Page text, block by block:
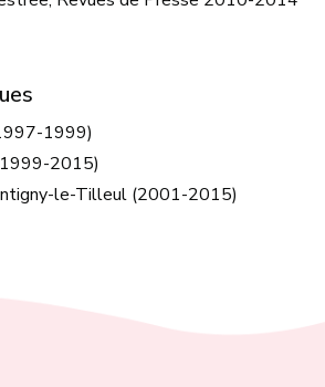
1999)
2015)
le-Tilleul (2001-2015)